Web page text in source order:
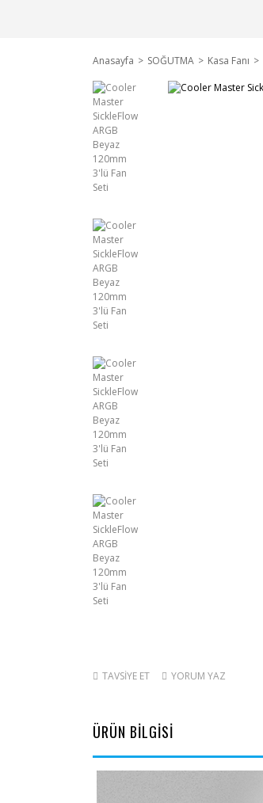
Anasayfa SOĞUTMA Kasa Fanı
TAVSİYE ET YORUM YAZ
ÜRÜN BİLGİSİ